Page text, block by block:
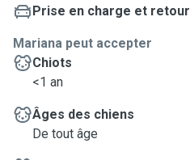
Prise en charge et retour
Mariana peut accepter
Chiots
<1 an
Âges des chiens
De tout âge